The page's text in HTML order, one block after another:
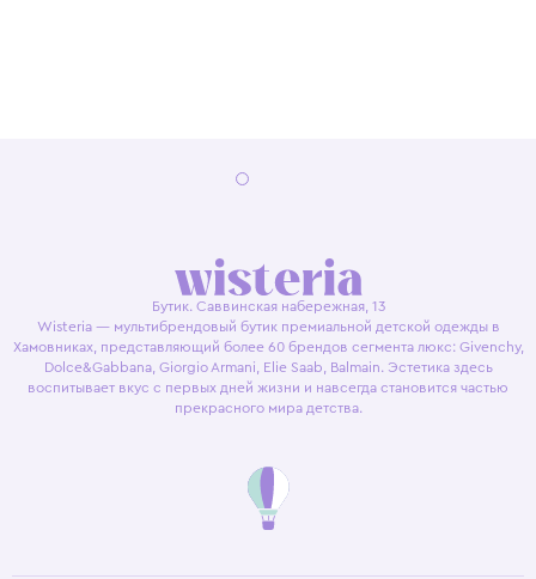
Бутик. Саввинская набережная, 13
Wisteria — мультибрендовый бутик премиальной детской одежды в
Хамовниках, представляющий более 60 брендов сегмента люкс: Givenchy,
Dolce&Gabbana, Giorgio Armani, Elie Saab, Balmain. Эстетика здесь
воспитывает вкус с первых дней жизни и навсегда становится частью
прекрасного мира детства.